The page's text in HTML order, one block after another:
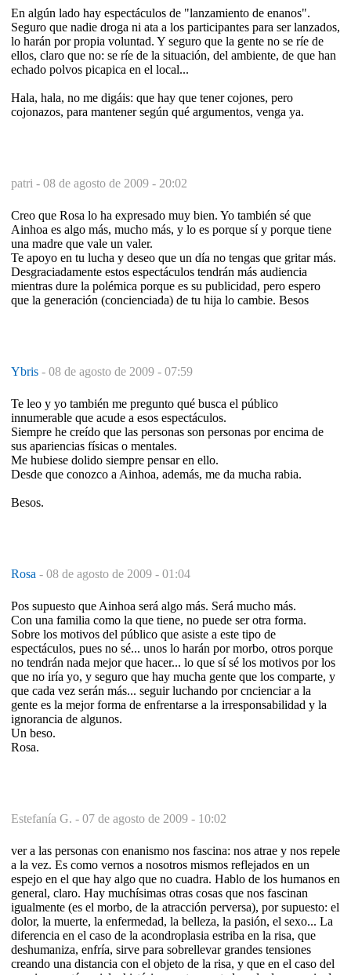
En algún lado hay espectáculos de "lanzamiento de enanos".
Seguro que nadie droga ni ata a los participantes para ser lanzados,
lo harán por propia voluntad. Y seguro que la gente no se ríe de
ellos, claro que no: se ríe de la situación, del ambiente, de que han
echado polvos picapica en el local...
Hala, hala, no me digáis: que hay que tener cojones, pero
cojonazos, para mantener según qué argumentos, venga ya.
patri - 08 de agosto de 2009 - 20:02
Creo que Rosa lo ha expresado muy bien. Yo también sé que
Ainhoa es algo más, mucho más, y lo es porque sí y porque tiene
una madre que vale un valer.
Te apoyo en tu lucha y deseo que un día no tengas que gritar más.
Desgraciadamente estos espectáculos tendrán más audiencia
mientras dure la polémica porque es su publicidad, pero espero
que la generación (concienciada) de tu hija lo cambie. Besos
Ybris - 08 de agosto de 2009 - 07:59
Te leo y yo también me pregunto qué busca el público
innumerable que acude a esos espectáculos.
Siempre he creído que las personas son personas por encima de
sus apariencias físicas o mentales.
Me hubiese dolido siempre pensar en ello.
Desde que conozco a Ainhoa, además, me da mucha rabia.
Besos.
Rosa - 08 de agosto de 2009 - 01:04
Pos supuesto que Ainhoa será algo más. Será mucho más.
Con una familia como la que tiene, no puede ser otra forma.
Sobre los motivos del público que asiste a este tipo de
espectáculos, pues no sé... unos lo harán por morbo, otros porque
no tendrán nada mejor que hacer... lo que sí sé los motivos por los
que no iría yo, y seguro que hay mucha gente que los comparte, y
que cada vez serán más... seguir luchando por cncienciar a la
gente es la mejor forma de enfrentarse a la irresponsabilidad y la
ignorancia de algunos.
Un beso.
Rosa.
Estefanía G. - 07 de agosto de 2009 - 10:02
ver a las personas con enanismo nos fascina: nos atrae y nos repele
a la vez. Es como vernos a nosotros mismos reflejados en un
espejo en el que hay algo que no cuadra. Hablo de los humanos en
general, claro. Hay muchísimas otras cosas que nos fascinan
igualmente (es el morbo, de la atracción perversa), por supuesto: el
dolor, la muerte, la enfermedad, la belleza, la pasión, el sexo... La
diferencia en el caso de la acondroplasia estriba en la risa, que
deshumaniza, enfría, sirve para sobrellevar grandes tensiones
creando una distancia con el objeto de la risa, y que en el caso del